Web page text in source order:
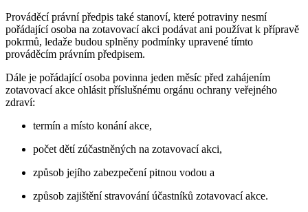
Prováděcí právní předpis také stanoví, které potraviny nesmí
pořádající osoba na zotavovací akci podávat ani používat k přípravě
pokrmů, ledaže budou splněny podmínky upravené tímto
prováděcím právním předpisem.
Dále je pořádající osoba povinna jeden měsíc před zahájením
zotavovací akce ohlásit příslušnému orgánu ochrany veřejného
zdraví:
termín a místo konání akce,
počet dětí zúčastněných na zotavovací akci,
způsob jejího zabezpečení pitnou vodou a
způsob zajištění stravování účastníků zotavovací akce.